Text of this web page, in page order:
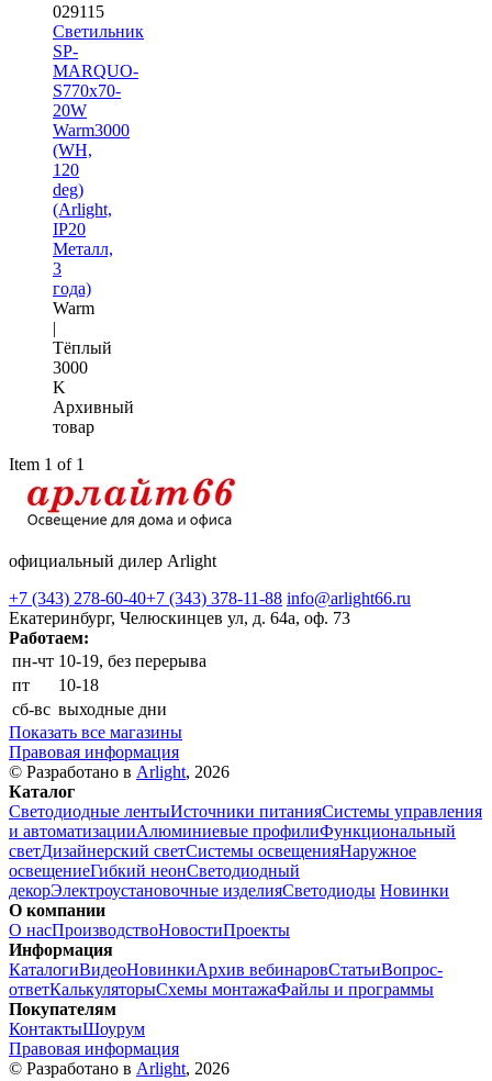
029115
Светильник
SP-
MARQUO-
S770x70-
20W
Warm3000
(WH,
120
deg)
(Arlight,
IP20
Металл,
3
года)
Warm
|
Тёплый
3000
K
Архивный
товар
Item 1 of 1
официальный дилер Arlight
+7 (343) 278-60-40+7 (343) 378-11-88 info@arlight66.ru
Екатеринбург, Челюскинцев ул, д. 64а, оф. 73
Работаем:
пн-чт 10-19, без перерыва
пт
10-18
сб-вс выходные дни
Показать все магазины
Правовая информация
© Разработано в Arlight, 2026
Каталог
Светодиодные лентыИсточники питанияСистемы управления
и автоматизацииАлюминиевые профилиФункциональный
светДизайнерский светСистемы освещенияНаружное
освещениеГибкий неонСветодиодный
декорЭлектроустановочные изделияСветодиоды Новинки
О компании
О насПроизводствоНовостиПроекты
Информация
КаталогиВидеоНовинкиАрхив вебинаровСтатьиВопрос-
ответКалькуляторыСхемы монтажаФайлы и программы
Покупателям
КонтактыШоурум
Правовая информация
© Разработано в Arlight, 2026